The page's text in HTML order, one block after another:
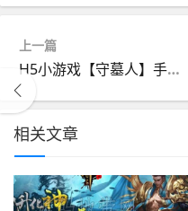
上一篇
H5小游戏【守墓人】手工端
相关文章